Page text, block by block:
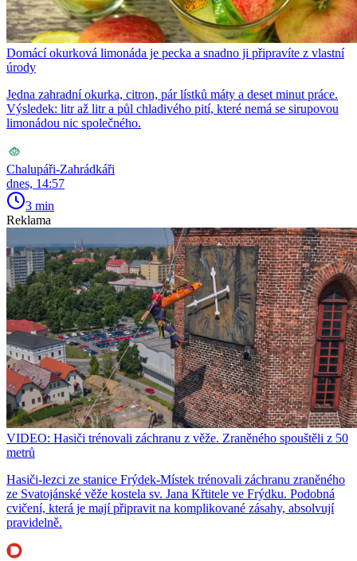
Domácí okurková limonáda je pecka a snadno ji připravíte z vlastní
úrody
Jedna zahradní okurka, citron, pár lístků máty a deset minut práce.
Výsledek: litr až litr a půl chladivého pití, které nemá se sirupovou
limonádou nic společného.
Chalupáři-Zahrádkáři
dnes, 14:57
3 min
Reklama
VIDEO: Hasiči trénovali záchranu z věže. Zraněného spouštěli z 50
metrů
Hasiči-lezci ze stanice Frýdek-Místek trénovali záchranu zraněného
ze Svatojánské věže kostela sv. Jana Křtitele ve Frýdku. Podobná
cvičení, která je mají připravit na komplikované zásahy, absolvují
pravidelně.